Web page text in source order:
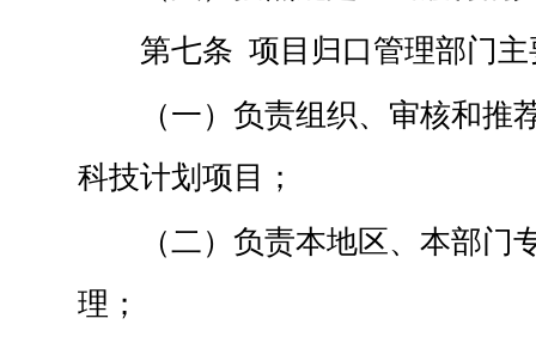
第七条 项目归口管理部门
（一）负责组织、审核和推
科技计划项目；
（二）负责本地区、本部门
理；